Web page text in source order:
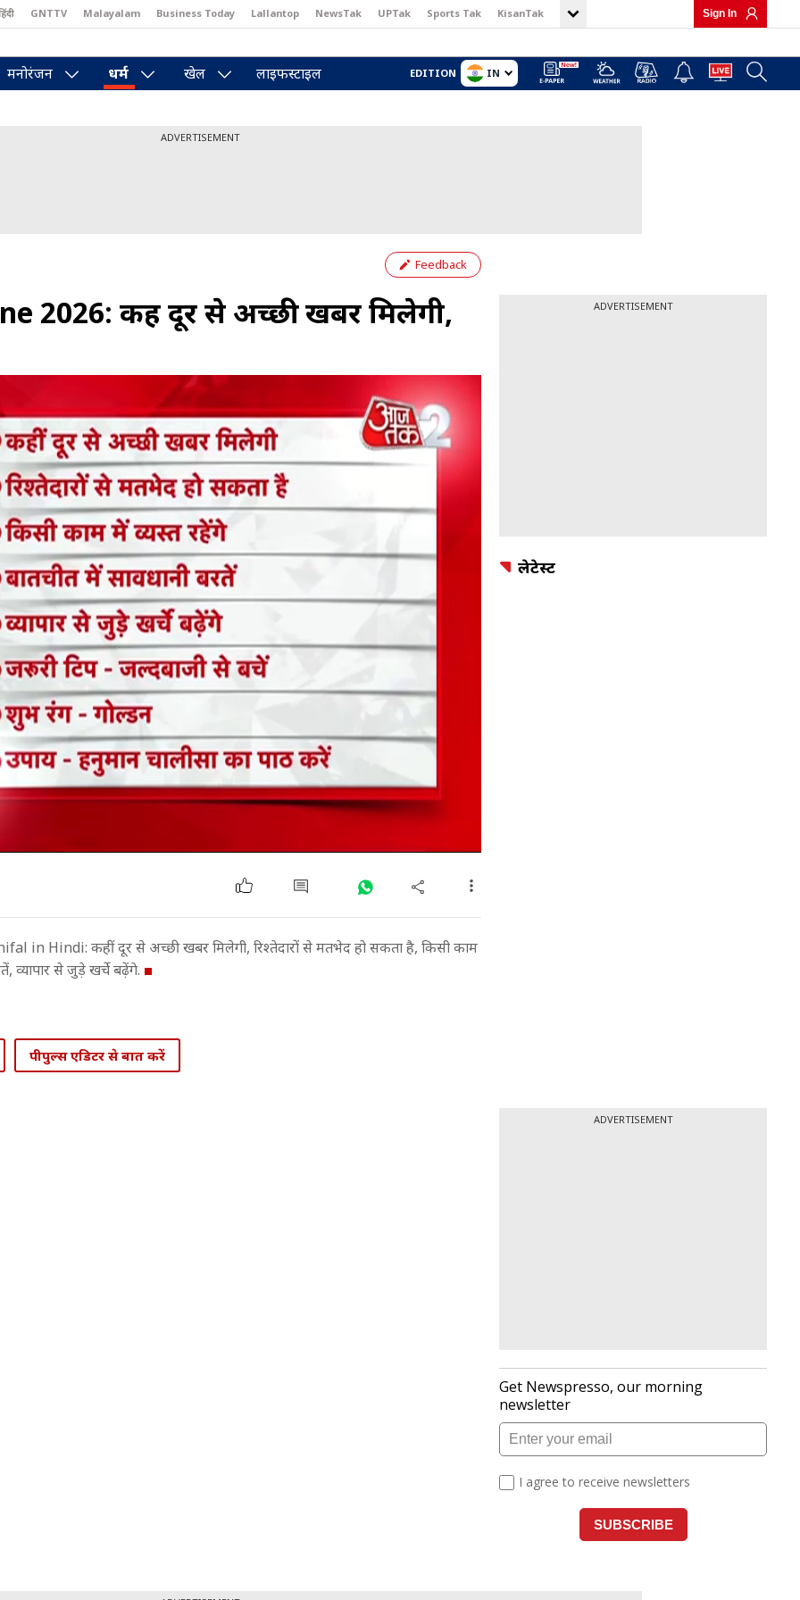
GNTTV Malayalam Business Today Lallantop NewsTak UPTak Sports Tak KisanTak Sign In
मनोरंजन धर्म खेल लाइफस्टाइल EDITION IN
ADVERTISEMENT
Feedback
2026: कहीं दूर से अच्छी खबर मिलेगी,
in Hindi: कहीं दूर से अच्छी खबर मिलेगी, रिश्तेदारों से मतभेद हो सकता है, किसी काम
व्यापार से जुड़े खर्चे बढ़ेंगे.
पीपुल्स एडिटर से बात करें
ADVERTISEMENT
लेटेस्ट
ADVERTISEMENT